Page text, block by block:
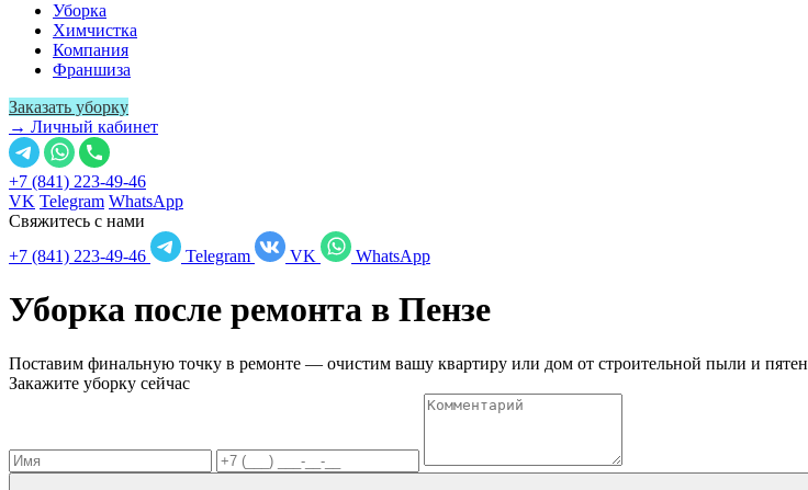
Уборка
Химчистка
Компания
Франшиза
Заказать уборку
→ Личный кабинет
+7 (841) 223-49-46
VK Telegram WhatsApp
Свяжитесь с нами
+7 (841) 223-49-46
Telegram VK WhatsApp
Уборка после ремонта в Пензе
Поставим финальную точку в ремонте — очистим вашу квартиру или дом от строительной пыли и пятен
Закажите уборку сейчас